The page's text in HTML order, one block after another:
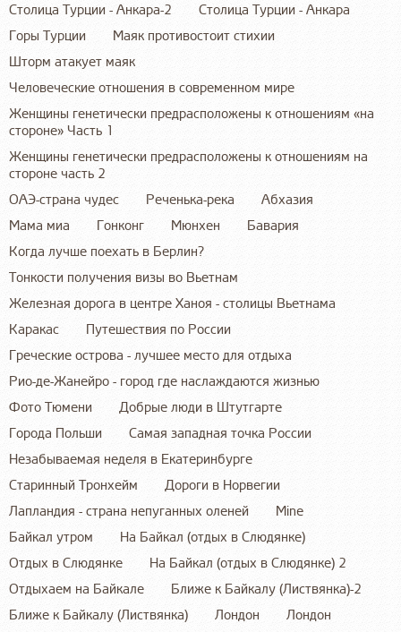
Столица Турции - Анкара-2
Столица Турции - Анкара
Горы Турции
Маяк противостоит стихии
Шторм атакует маяк
Человеческие отношения в современном мире
Женщины генетически предрасположены к отношениям «на
стороне» Часть 1
Женщины генетически предрасположены к отношениям на
стороне часть 2
ОАЭ-страна чудес
Реченька-река
Абхазия
Мама миа
Гонконг Мюнхен
Бавария
Когда лучше поехать в Берлин?
Тонкости получения визы во Вьетнам
Железная дорога в центре Ханоя - столицы Вьетнама
Каракас
Путешествия по России
Греческие острова - лучшее место для отдыха
Рио-де-Жанейро - город где наслаждаются жизнью
Фото Тюмени
Добрые люди в Штутгарте
Города Польши
Самая западная точка России
Незабываемая неделя в Екатеринбурге
Старинный Тронхейм
Дороги в Норвегии
Лапландия - страна непуганных оленей
Mine
Байкал утром
На Байкал (отдых в Слюдянке)
Отдых в Слюдянке
На Байкал (отдых в Слюдянке) 2
Отдыхаем на Байкале
Ближе к Байкалу (Листвянка)-2
Ближе к Байкалу (Листвянка)
Лондон
Лондон